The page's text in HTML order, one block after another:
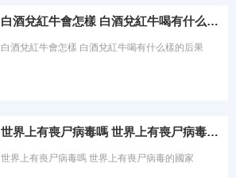
白酒兌紅牛會怎樣 白酒兌紅牛喝有什么樣的后果
白酒兌紅牛會怎樣 白酒兌紅牛喝有什么樣的后果
世界上有喪尸病毒嗎 世界上有喪尸病毒的國家
世界上有喪尸病毒嗎 世界上有喪尸病毒的國家